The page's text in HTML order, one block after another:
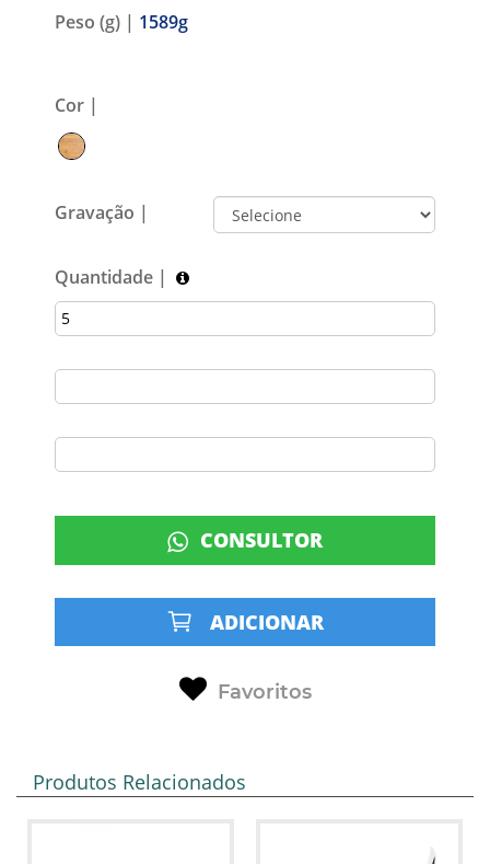
Peso (g) | 1589g
Cor |
Gravação |
Quantidade |
CONSULTOR
ADICIONAR
Favoritos
Produtos Relacionados